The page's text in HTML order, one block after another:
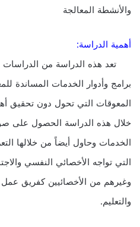
والأنشطة المعالجة
أهمية الدراسة:
تعد هذه الدراسة من الدراسات
برامج وأدوار الخدمات المساندة
المعوقات التي تحول دون تحقيق
خلال هذه الدراسة الحصول على
الخدمات وحاول أيضاً من خلالها
التي تواجه الأخصائي النفسي
وغيرهم من الأخصائيين كفريق عمل
والتعليم.